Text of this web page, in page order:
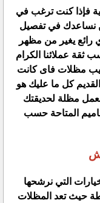
فإذا كنت ترغب في
نساعدك في تفصيل
يغير من مظهر
ثقة عملائنا الكرام
مظلات فاى كانت
كل ما عليك هو
لعمل مظلة لحديقتك
المتاحة حسب
التي نرشحها
حيث تعد المظلات